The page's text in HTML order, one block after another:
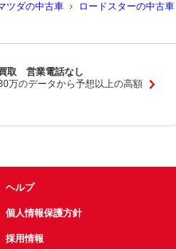
ツダの中古車
ロードスターの中古車
取 営業電話なし
万のデータから予想以上の高額
ヘルプ
個人情報保護方針
採用情報